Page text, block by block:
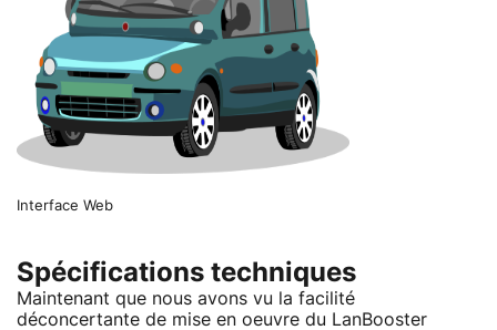
Interface Web
Spécifications techniques
Maintenant que nous avons vu la facilité
déconcertante de mise en oeuvre du LanBooster